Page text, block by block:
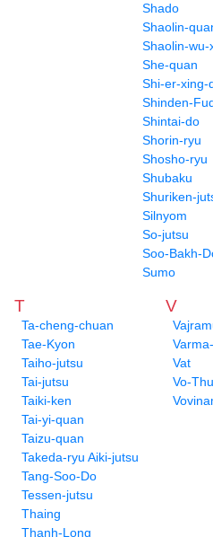
Shado
Shaolin-
Shaolin-wu-
She-quan
Shi-er-xing-
Shinden-
Shintai-do
Shorin-ryu
Shosho-ryu
Shubaku
Shuriken-
Silnyom
So-jutsu
Soo-Bakh-
Sumo
T
Ta-cheng-chuan
Tae-Kyon
Taiho-jutsu
Tai-jutsu
Taiki-ken
Tai-yi-quan
Taizu-quan
Takeda-ryu Aiki-jutsu
Tang-Soo-Do
Tessen-jutsu
Thaing
Thanh-Long
V
Vat
Vo-